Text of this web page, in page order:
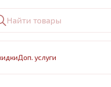
Доп. услуги